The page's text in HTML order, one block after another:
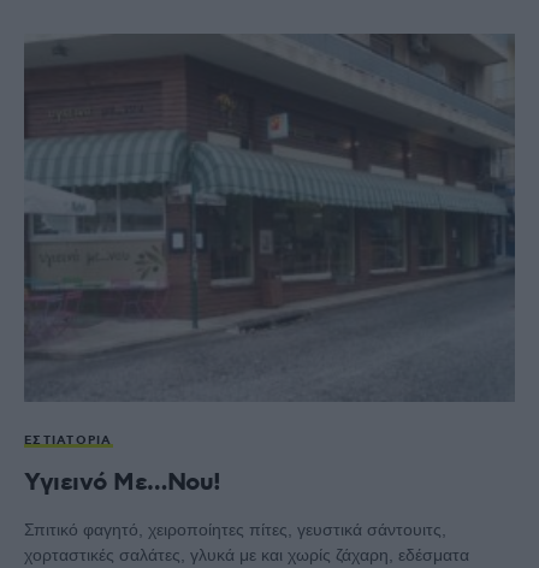
ΕΣΤΙΑΤΌΡΙΑ
Υγιεινό Με…Νου!
Σπιτικό φαγητό, χειροποίητες πίτες, γευστικά σάντουιτς,
χορταστικές σαλάτες, γλυκά με και χωρίς ζάχαρη, εδέσματα